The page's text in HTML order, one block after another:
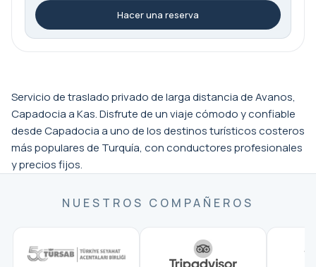
Hacer una reserva
Servicio de traslado privado de larga distancia de Avanos,
Capadocia a Kas. Disfrute de un viaje cómodo y confiable
desde Capadocia a uno de los destinos turísticos costeros
más populares de Turquía, con conductores profesionales
y precios fijos.
NUESTROS COMPAÑEROS